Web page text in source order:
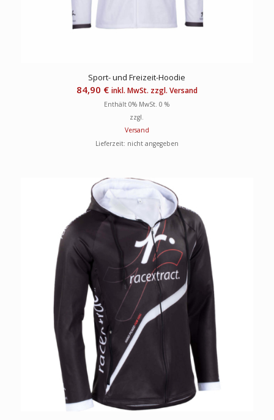
Sport- und Freizeit-Hoodie
84,90 € inkl. MwSt. zzgl. Versand
Enthält 0% MwSt. 0 %
zzgl.
Versand
Lieferzeit: nicht angegeben